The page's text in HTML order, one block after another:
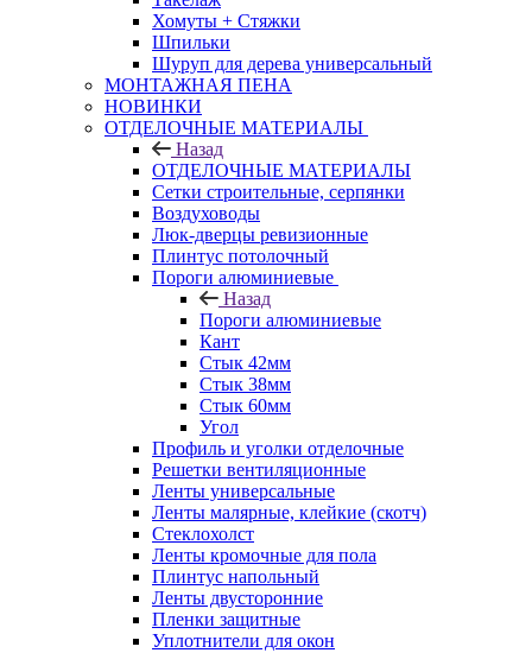
Хомуты + Стяжки
Шпильки
Шуруп для дерева универсальный
МОНТАЖНАЯ ПЕНА
НОВИНКИ
ОТДЕЛОЧНЫЕ МАТЕРИАЛЫ
Назад
ОТДЕЛОЧНЫЕ МАТЕРИАЛЫ
Сетки строительные, серпянки
Воздуховоды
Люк-дверцы ревизионные
Плинтус потолочный
Пороги алюминиевые
Назад
Пороги алюминиевые
Кант
Стык 42мм
Стык 38мм
Стык 60мм
Угол
Профиль и уголки отделочные
Решетки вентиляционные
Ленты универсальные
Ленты малярные, клейкие (скотч)
Стеклохолст
Ленты кромочные для пола
Плинтус напольный
Ленты двусторонние
Пленки защитные
Уплотнители для окон